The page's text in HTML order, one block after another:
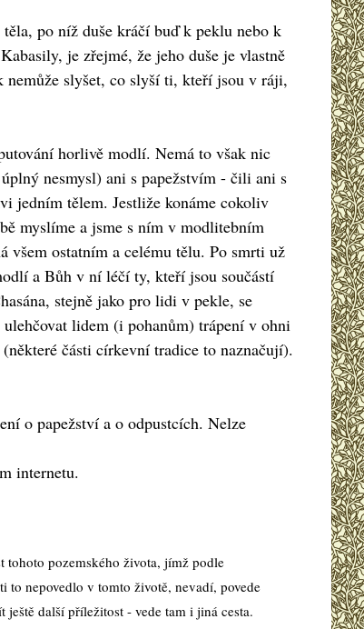
po níž duše kráčí buď k peklu nebo k
je zřejmé, že jeho duše je vlastně
nemůže slyšet, co slyší ti, kteří jsou v ráji,
horlivě modlí. Nemá to však nic
nesmysl) ani s papežstvím - čili ani s
jedním tělem. Jestliže konáme cokoliv
myslíme a jsme s ním v modlitebním
všem ostatním a celému tělu. Po smrti už
a Bůh v ní léčí ty, kteří jsou součástí
stejně jako pro lidi v pekle, se
lidem (i pohanům) trápení v ohni
části církevní tradice to naznačují).
o papežství a o odpustcích. Nelze
internetu.
pozemského života, jímž podle
to nepovedlo v tomto životě, nevadí, povede
další příležitost - vede tam i jiná cesta.